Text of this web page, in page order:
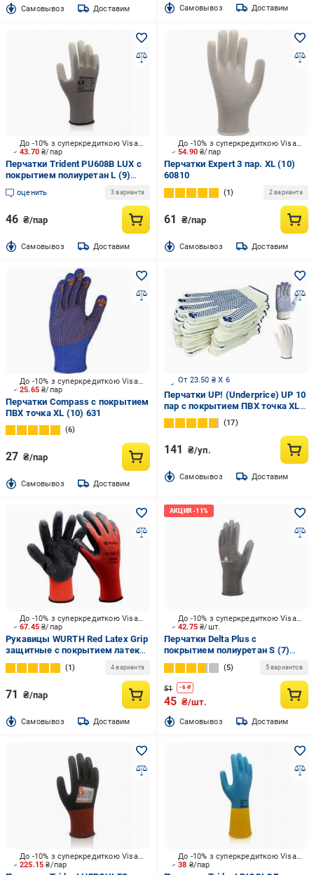
Cамовывоз Доставим Cамовывоз Доставим
43.70₴/пар
До -10% з суперкредиткою Visa Вигода
Перчатки Trident PU608B LUX с
покрытием полиуретан L (9)
PU608B LUX
оценить 3 варианта
46 ₴/пар
Cамовывоз Доставим
54.90₴/пар
До -10% з суперкредиткою Visa Вигода
Перчатки Expert 3 пар. XL (10)
60810
1 2 варианта
61 ₴/пар
Cамовывоз Доставим
25.65₴/пар
До -10% з суперкредиткою Visa Вигода
Перчатки Compass с покрытием
ПВХ точка XL (10) 631
6
27 ₴/пар
Cамовывоз Доставим
От 23.50 ₴ X 6
Перчатки UP! (Underprice) UP 10
пар с покрытием ПВХ точка XL
(10) 605
17
141 ₴/уп.
Cамовывоз Доставим
67.45₴/пар
До -10% з суперкредиткою Visa Вигода
Рукавицы WURTH Red Latex Grip
защитные с покрытием латекс
L (9) 899408209
1 4 варианта
71 ₴/пар
Cамовывоз Доставим
42.75₴/шт.
До -10% з суперкредиткою Visa Вигода
Перчатки Delta Plus с
покрытием полиуретан S (7)
WUAVE702PG07
5 5 вариантов
51 -6₴
45 ₴/шт.
Cамовывоз Доставим
225.15₴/пар
До -10% з суперкредиткою Visa Вигода
38 ₴/пар
До -10% з суперкредиткою Visa Вигода